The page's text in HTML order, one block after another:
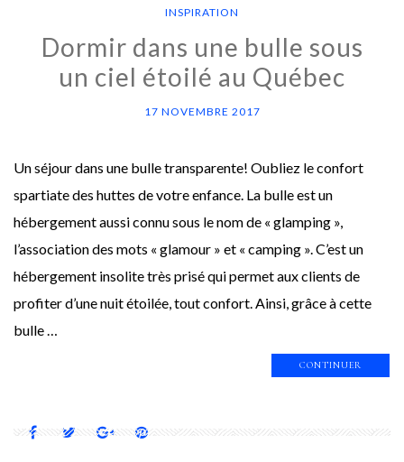
INSPIRATION
Dormir dans une bulle sous
un ciel étoilé au Québec
17 NOVEMBRE 2017
Un séjour dans une bulle transparente! Oubliez le confort
spartiate des huttes de votre enfance. La bulle est un
hébergement aussi connu sous le nom de « glamping »,
l’association des mots « glamour » et « camping ». C’est un
hébergement insolite très prisé qui permet aux clients de
profiter d’une nuit étoilée, tout confort. Ainsi, grâce à cette
bulle …
CONTINUER